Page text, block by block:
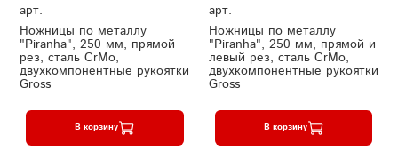
арт.
Ножницы по металлу
"Piranha", 250 мм, прямой
рез, сталь CrMo,
двухкомпонентные рукоятки
Gross
В корзину
арт.
Ножницы по металлу
"Piranha", 250 мм, прямой и
левый рез, сталь СrMo,
двухкомпонентные рукоятки
Gross
В корзину